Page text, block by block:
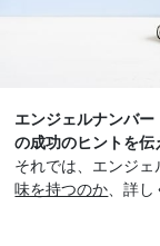
エンジェルナンバ
の成功のヒントを伝
それでは、エンジ
味を持つのか 、詳